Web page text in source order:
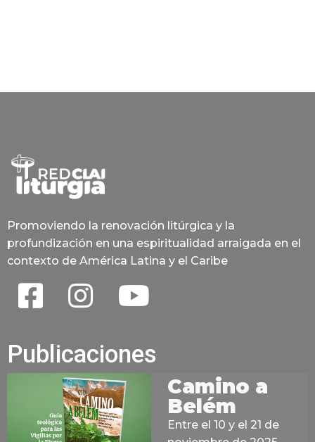
Promoviendo la renovación litúrgica y la
profundización en una espiritualidad arraigada en el
contexto de América Latina y el Caribe
Publicaciones
Camino a
Belém
Entre el 10 y el 21 de